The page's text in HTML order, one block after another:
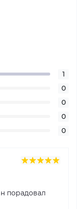
1
0
0
0
0
порадовал